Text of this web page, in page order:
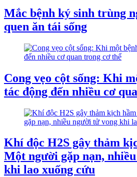
Mắc bệnh ký sinh trùng
quen ăn tái sống
Cong vẹo cột sống: Khi
tác động đến nhiều cơ
Khí độc H2S gây thảm
Một người gặp nạn,
khi lao xuống cứu